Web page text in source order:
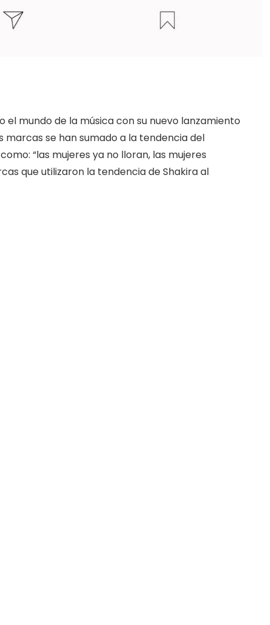
mundo de la música con su nuevo lanzamiento
marcas se han sumado a la tendencia del
“las mujeres ya no lloran, las mujeres
que utilizaron la tendencia de Shakira al